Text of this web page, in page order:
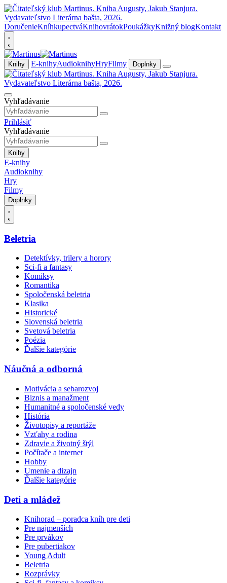
DoručenieKníhkupectváKnihovrátokPoukážkyKnižný blogKontakt
Knihy E-knihyAudioknihyHryFilmy Doplnky
Vyhľadávanie
Prihlásiť
Vyhľadávanie
Knihy
E-knihy
Audioknihy
Hry
Filmy
Doplnky
Beletria
Detektívky, trilery a horory
Sci-fi a fantasy
Komiksy
Romantika
Spoločenská beletria
Klasika
Historické
Slovenská beletria
Svetová beletria
Poézia
Ďalšie kategórie
Náučná a odborná
Motivácia a sebarozvoj
Biznis a manažment
Humanitné a spoločenské vedy
História
Životopisy a reportáže
Vzťahy a rodina
Zdravie a životný štýl
Počítače a internet
Hobby
Umenie a dizajn
Ďalšie kategórie
Deti a mládež
Knihorad – poradca kníh pre deti
Pre najmenších
Pre prvákov
Pre pubertiakov
Young Adult
Beletria
Rozprávky